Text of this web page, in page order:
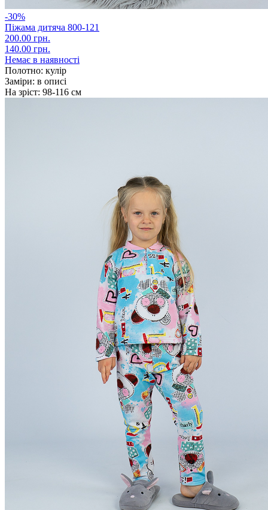
-30%
Піжама дитяча 800-121
200.00 грн.
140.00 грн.
Немає в наявності
Полотно: кулір
Заміри: в описі
На зріст: 98-116 см